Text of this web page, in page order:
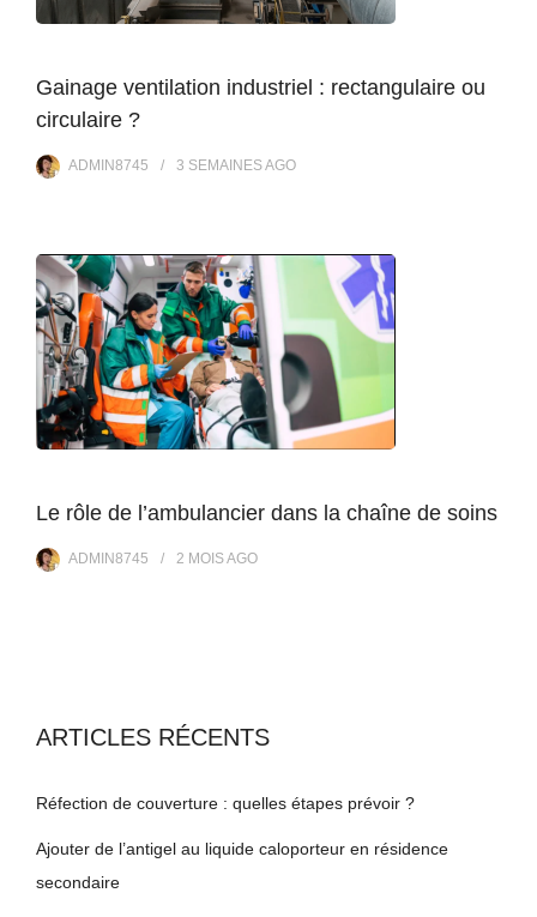
Gainage ventilation industriel : rectangulaire ou
circulaire ?
ADMIN8745 3 SEMAINESAGO
Le rôle de l’ambulancier dans la chaîne de soins
ADMIN8745 2 MOISAGO
ARTICLES RÉCENTS
Réfection de couverture : quelles étapes prévoir ?
Ajouter de l’antigel au liquide caloporteur en résidence
secondaire